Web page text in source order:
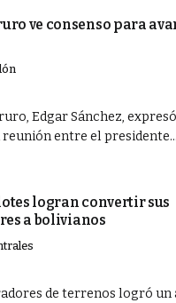
ve consenso para
Edgar Sánchez, expresó
entre el presidente...
logran convertir sus
a bolivianos
de terrenos logró un